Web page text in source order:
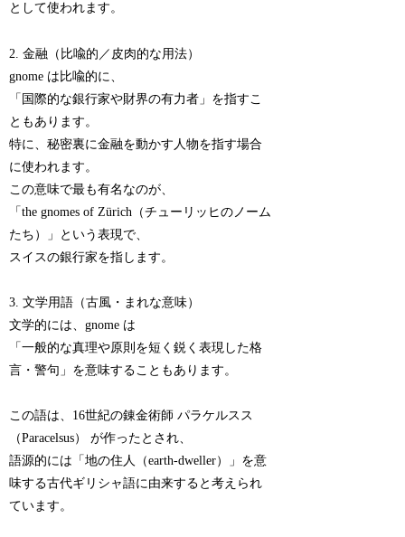
として使われます。
2. 金融（比喩的／皮肉的な用法）
gnome は比喩的に、
「国際的な銀行家や財界の有力者」を指すこ
ともあります。
特に、秘密裏に金融を動かす人物を指す場合
に使われます。
この意味で最も有名なのが、
「the gnomes of Zürich（チューリッヒのノーム
たち）」という表現で、
スイスの銀行家を指します。
3. 文学用語（古風・まれな意味）
文学的には、gnome は
「一般的な真理や原則を短く鋭く表現した格
言・警句」を意味することもあります。
この語は、16世紀の錬金術師 パラケルスス
（Paracelsus） が作ったとされ、
語源的には「地の住人（earth-dweller）」を意
味する古代ギリシャ語に由来すると考えられ
ています。